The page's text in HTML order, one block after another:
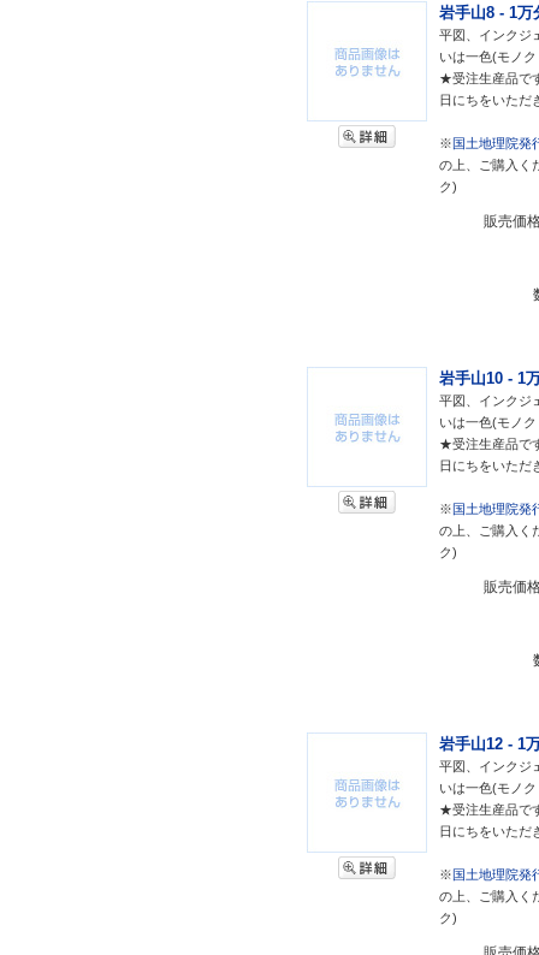
岩手山8 - 1万
平図、インクジ
いは一色(モノ
★受注生産品で
日にちをいただ
※ 国土地理院発
の上、ご購入く
ク)
販売価
岩手山10 - 1
平図、インクジ
いは一色(モノ
★受注生産品で
日にちをいただ
※ 国土地理院発
の上、ご購入く
ク)
販売価
岩手山12 - 1
平図、インクジ
いは一色(モノ
★受注生産品で
日にちをいただ
※ 国土地理院発
の上、ご購入く
ク)